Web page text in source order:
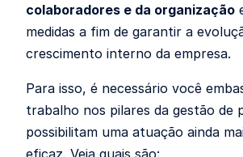
colaboradores e da organização
medidas a fim de garantir a
crescimento interno da empresa.
Para isso, é necessário você
trabalho nos pilares da gestão de
possibilitam uma atuação ainda
eficaz. Veja quais são: